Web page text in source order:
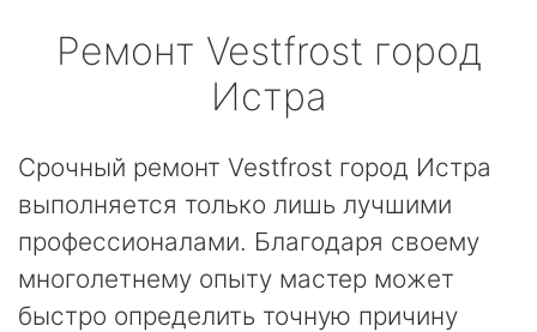
Ремонт Vestfrost город
Истра
Срочный ремонт Vestfrost город Истра
выполняется только лишь лучшими
профессионалами. Благодаря своему
многолетнему опыту мастер может
быстро определить точную причину